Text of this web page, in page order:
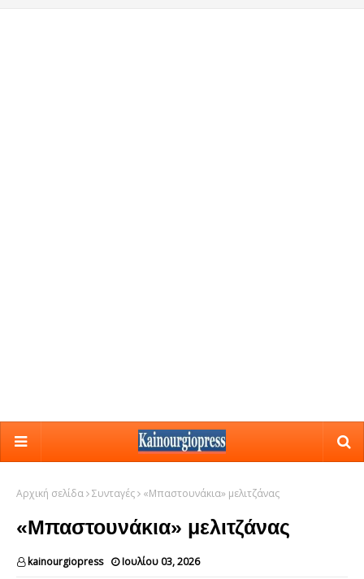
Αρχική σελίδα Συνταγές «Μπαστουνάκια» μελιτζάνας
«Μπαστουνάκια» μελιτζάνας
kainourgiopress Ιουλίου 03, 2026